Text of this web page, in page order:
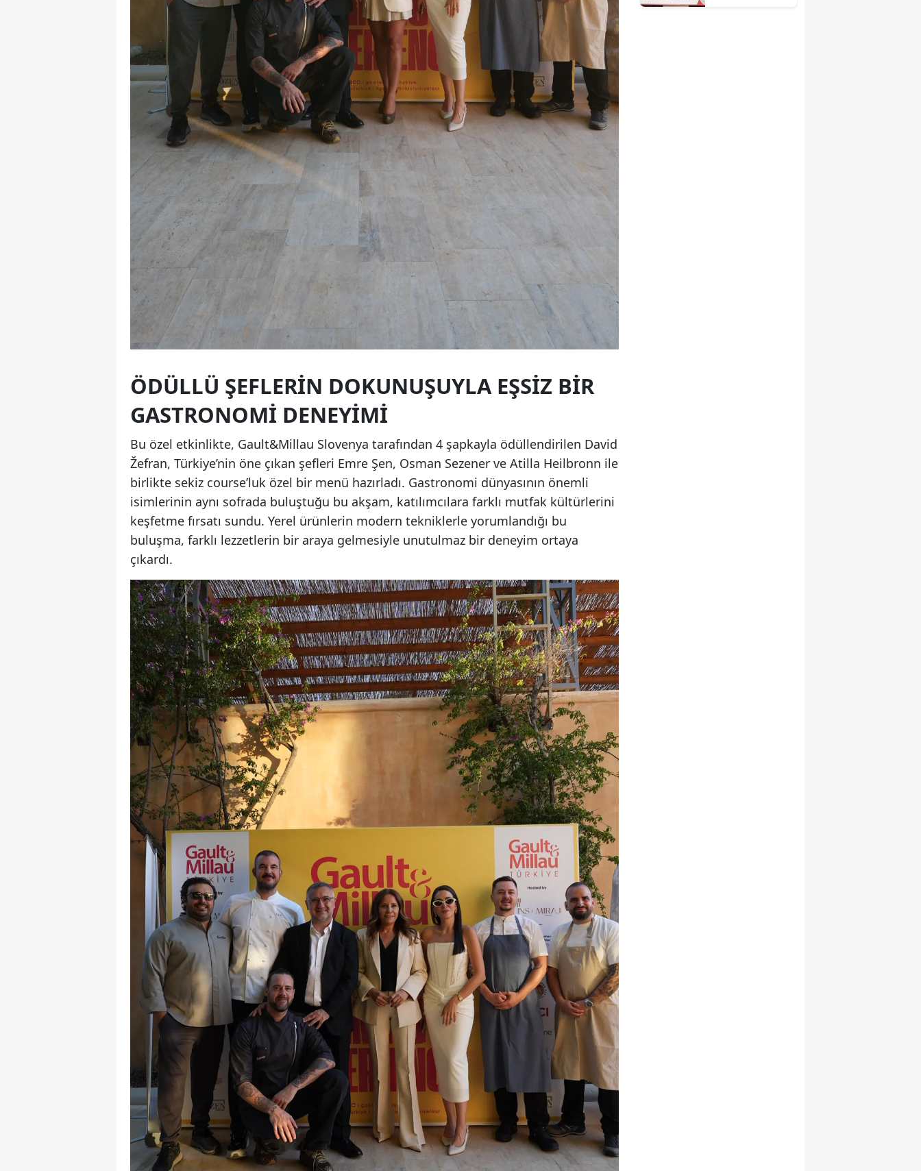
ÖDÜLLÜ ŞEFLERIN DOKUNUŞUYLA EŞSIZ BIR
GASTRONOMI DENEYIMI
Bu özel etkinlikte, Gault&Millau Slovenya tarafından 4 şapkayla ödüllendirilen David
Žefran, Türkiye’nin öne çıkan şefleri Emre Şen, Osman Sezener ve Atilla Heilbronn ile
birlikte sekiz course’luk özel bir menü hazırladı. Gastronomi dünyasının önemli
isimlerinin aynı sofrada buluştuğu bu akşam, katılımcılara farklı mutfak kültürlerini
keşfetme fırsatı sundu. Yerel ürünlerin modern tekniklerle yorumlandığı bu
buluşma, farklı lezzetlerin bir araya gelmesiyle unutulmaz bir deneyim ortaya
çıkardı.